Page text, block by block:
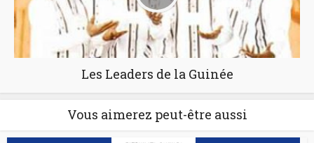
Les Leaders de la Guinée
Vous aimerez peut-être aussi